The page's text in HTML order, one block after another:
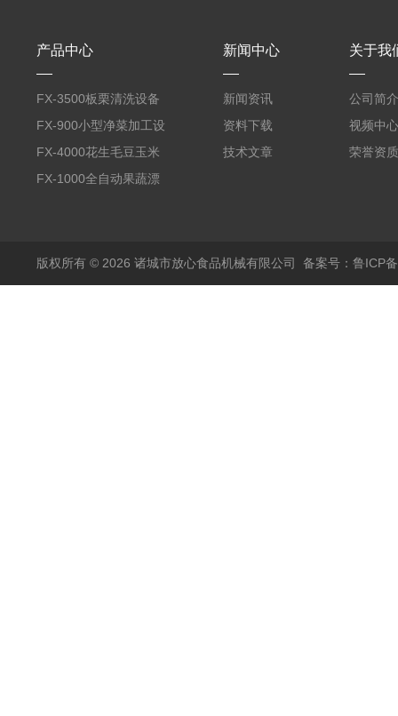
产品中心
FX-3500板栗清洗设备
全自动气泡清洗机
FX-900小型净菜加工设
备野菜清洗机
FX-4000花生毛豆玉米
蒸煮漂烫机
FX-1000全自动果蔬漂
新闻中心
新闻资讯
资料下载
技术文章
关于我
公司简介
视频中心
荣誉资质
版权所有 © 2026 诸城市放心食品机械有限公司 备案号：鲁ICP